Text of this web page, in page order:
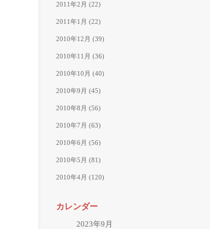
2011年2月 (22)
2011年1月 (22)
2010年12月 (39)
2010年11月 (36)
2010年10月 (40)
2010年9月 (45)
2010年8月 (56)
2010年7月 (63)
2010年6月 (56)
2010年5月 (81)
2010年4月 (120)
カレンダー
2023年9月